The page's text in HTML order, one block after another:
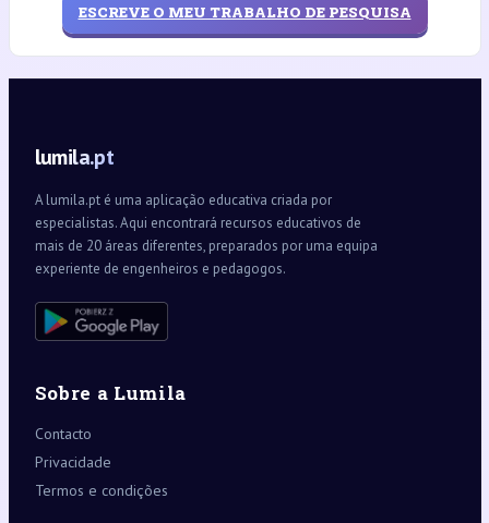
ESCREVE O MEU TRABALHO DE PESQUISA
lumila.pt
A lumila.pt é uma aplicação educativa criada por
especialistas. Aqui encontrará recursos educativos de
mais de 20 áreas diferentes, preparados por uma equipa
experiente de engenheiros e pedagogos.
Sobre a Lumila
Contacto
Privacidade
Termos e condições